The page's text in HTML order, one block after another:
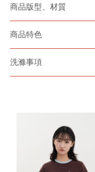
商品版型、材質
商品特色
洗滌事項